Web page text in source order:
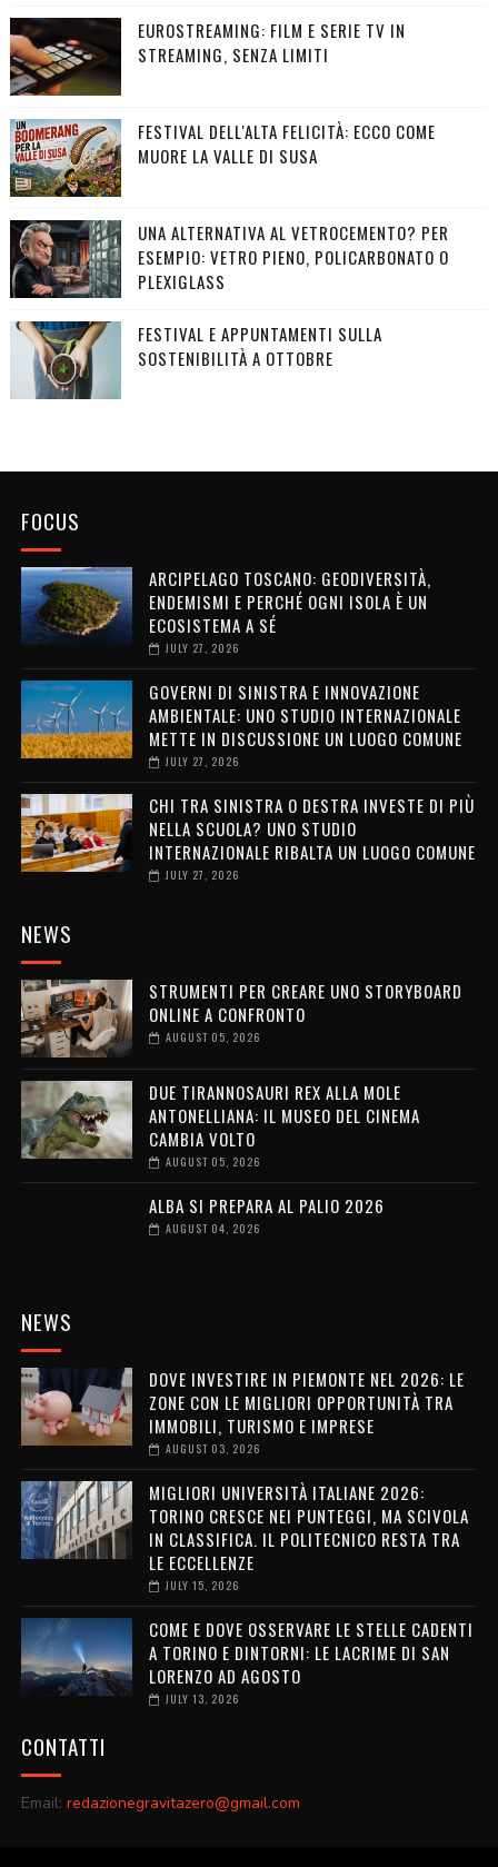
EUROSTREAMING: FILM E SERIE TV IN
STREAMING, SENZA LIMITI
FESTIVAL DELL'ALTA FELICITÀ: ECCO COME
MUORE LA VALLE DI SUSA
UNA ALTERNATIVA AL VETROCEMENTO? PER
ESEMPIO: VETRO PIENO, POLICARBONATO O
PLEXIGLASS
FESTIVAL E APPUNTAMENTI SULLA
SOSTENIBILITÀ A OTTOBRE
FOCUS
ARCIPELAGO TOSCANO: GEODIVERSITÀ,
ENDEMISMI E PERCHÉ OGNI ISOLA È UN
ECOSISTEMA A SÉ
JULY 27, 2026
GOVERNI DI SINISTRA E INNOVAZIONE
AMBIENTALE: UNO STUDIO INTERNAZIONALE
METTE IN DISCUSSIONE UN LUOGO COMUNE
JULY 27, 2026
CHI TRA SINISTRA O DESTRA INVESTE DI PIÙ
NELLA SCUOLA? UNO STUDIO
INTERNAZIONALE RIBALTA UN LUOGO COMUNE
JULY 27, 2026
NEWS
STRUMENTI PER CREARE UNO STORYBOARD
ONLINE A CONFRONTO
AUGUST 05, 2026
DUE TIRANNOSAURI REX ALLA MOLE
ANTONELLIANA: IL MUSEO DEL CINEMA
CAMBIA VOLTO
AUGUST 05, 2026
ALBA SI PREPARA AL PALIO 2026
AUGUST 04, 2026
NEWS
DOVE INVESTIRE IN PIEMONTE NEL 2026: LE
ZONE CON LE MIGLIORI OPPORTUNITÀ TRA
IMMOBILI, TURISMO E IMPRESE
AUGUST 03, 2026
MIGLIORI UNIVERSITÀ ITALIANE 2026:
TORINO CRESCE NEI PUNTEGGI, MA SCIVOLA
IN CLASSIFICA. IL POLITECNICO RESTA TRA
LE ECCELLENZE
JULY 15, 2026
COME E DOVE OSSERVARE LE STELLE CADENTI
A TORINO E DINTORNI: LE LACRIME DI SAN
LORENZO AD AGOSTO
JULY 13, 2026
CONTATTI
Email: redazionegravitazero@gmail.com